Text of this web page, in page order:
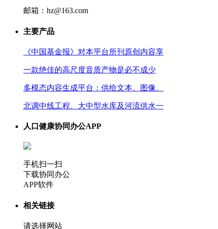
邮箱：hz@163.com
主要产品
《中国基金报》对本平台所刊原创内容享
一款绝佳的高尺度音质产物是必不成少
多模态内容生成平台：供给文本、图像、
北调中线工程、大中型水库及河流供水一
人口健康协同办公APP
手机扫一扫
下载协同办公
APP软件
相关链接
请选择网站